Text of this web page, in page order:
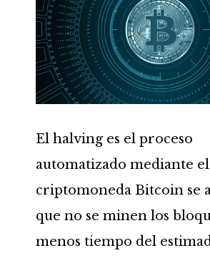
El halving es el proceso
automatizado mediante
criptomoneda Bitcoin se
que no se minen los
menos tiempo del